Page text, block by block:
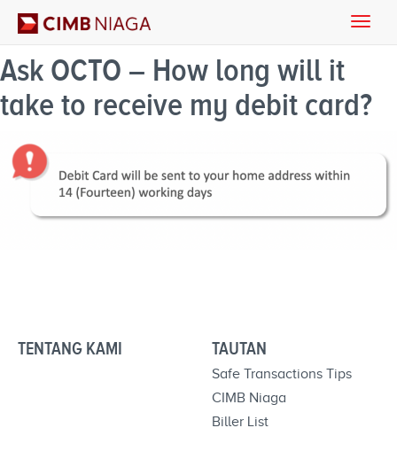
Toggle
Ask OCTO – How long will it
take to receive my debit card?
TENTANG KAMI TAUTAN
Safe Transactions Tips
CIMB Niaga
Biller List